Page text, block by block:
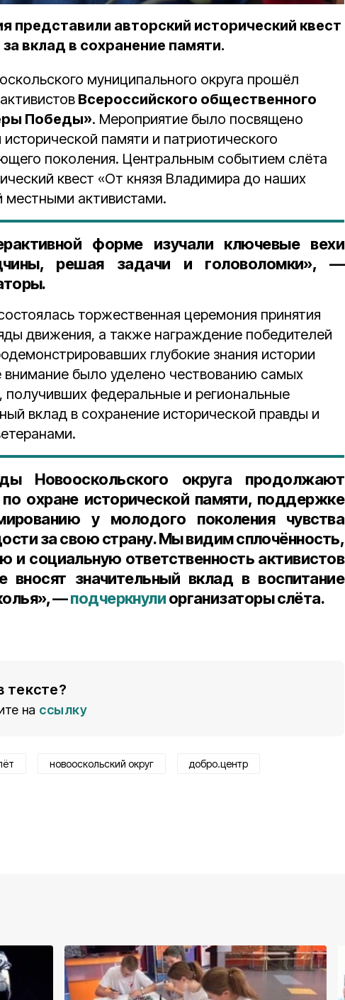
представили авторский исторический квест
вклад в сохранение памяти.
муниципального округа прошёл
Всероссийского общественного
Победы». Мероприятие было посвящено
памяти и патриотического
поколения. Центральным событием слёта
квест «От князя Владимира до наших
местными активистами.
форме изучали ключевые вехи
решая задачи и головоломки», —
торжественная церемония принятия
движения, а также награждение победителей
глубокие знания истории
внимание было уделено чествованию самых
получивших федеральные и региональные
вклад в сохранение исторической правды и
Новооскольского округа продолжают
охране исторической памяти, поддержке
у молодого поколения чувства
за свою страну. Мы видим сплочённость,
и социальную ответственность активистов
вносят значительный вклад в воспитание
—подчеркнулиорганизаторы слёта.
тексте?
на ссылку
новооскольский округ добро.центр